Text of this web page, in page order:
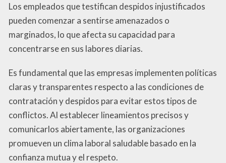
Los empleados que testifican despidos injustificados
pueden comenzar a sentirse amenazados o
marginados, lo que afecta su capacidad para
concentrarse en sus labores diarias.
Es fundamental que las empresas implementen políticas
claras y transparentes respecto a las condiciones de
contratación y despidos para evitar estos tipos de
conflictos. Al establecer lineamientos precisos y
comunicarlos abiertamente, las organizaciones
promueven un clima laboral saludable basado en la
confianza mutua y el respeto.